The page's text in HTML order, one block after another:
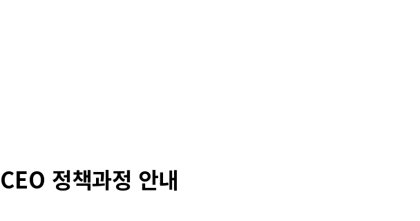
CEO 정책과정 안내